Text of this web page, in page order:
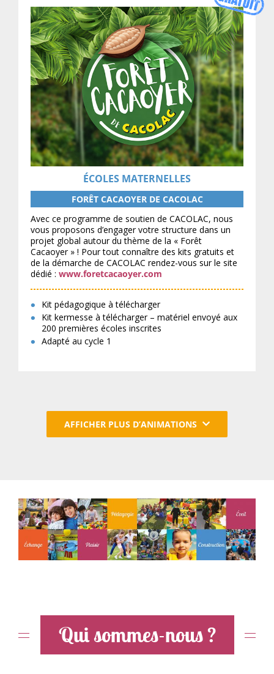
ÉCOLES MATERNELLES
FORÊT CACAOYER DE CACOLAC
Avec ce programme de soutien de CACOLAC, nous
vous proposons d’engager votre structure dans un
projet global autour du thème de la « Forêt
Cacaoyer » ! Pour tout connaître des kits gratuits et
de la démarche de CACOLAC rendez-vous sur le site
dédié : www.foretcacaoyer.com
Kit pédagogique à télécharger
Kit kermesse à télécharger – matériel envoyé aux
200 premières écoles inscrites
Adapté au cycle 1
AFFICHER PLUS D’ANIMATIONS
Qui sommes-nous ?